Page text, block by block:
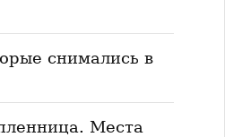
снимались в
Места